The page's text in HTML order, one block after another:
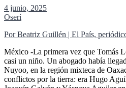
4 junio, 2025
Oserí
Por Beatriz Guillén | El País,
México -La primera vez que Tomás
casi un niño. Un abogado había
Nuyoo, en la región mixteca de
conflictos por la tierra: era Hugo